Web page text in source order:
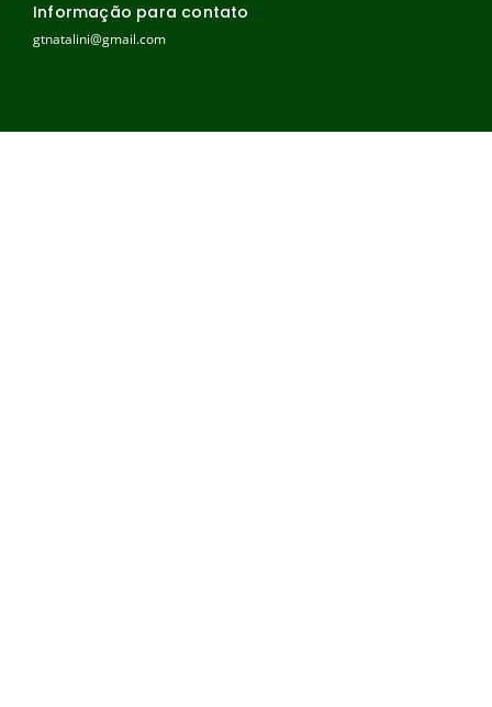
Informação para contato
gtnatalini@gmail.com